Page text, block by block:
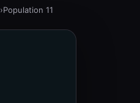
›Population 11